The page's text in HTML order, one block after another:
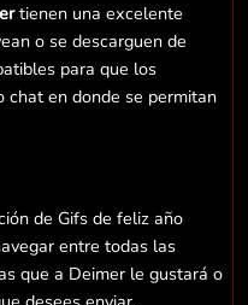
tienen una excelente
o se descarguen de
para que los
chat en donde se permitan
de Gifs de feliz año
entre todas las
que a Deimer le gustará o